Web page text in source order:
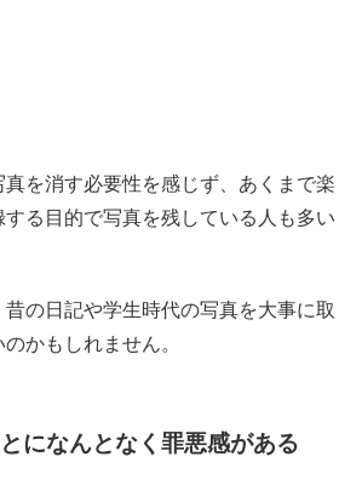
を消す必要性を感じず、あくまで楽
する目的で写真を残している人も多い
の日記や学生時代の写真を大事に取
かもしれません。
になんとなく罪悪感がある